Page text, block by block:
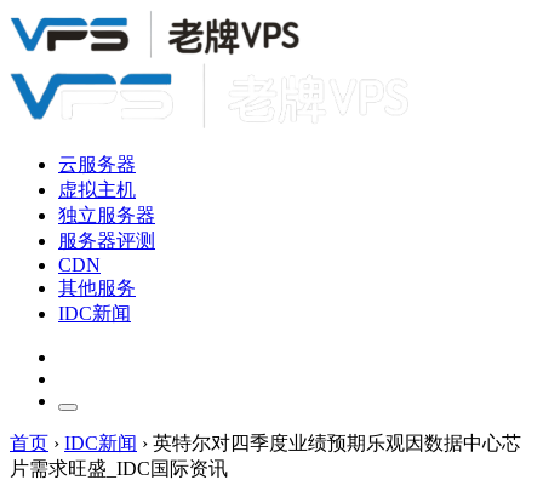
云服务器
虚拟主机
独立服务器
服务器评测
CDN
其他服务
IDC新闻
首页 › IDC新闻 › 英特尔对四季度业绩预期乐观因数据中心芯
片需求旺盛_IDC国际资讯